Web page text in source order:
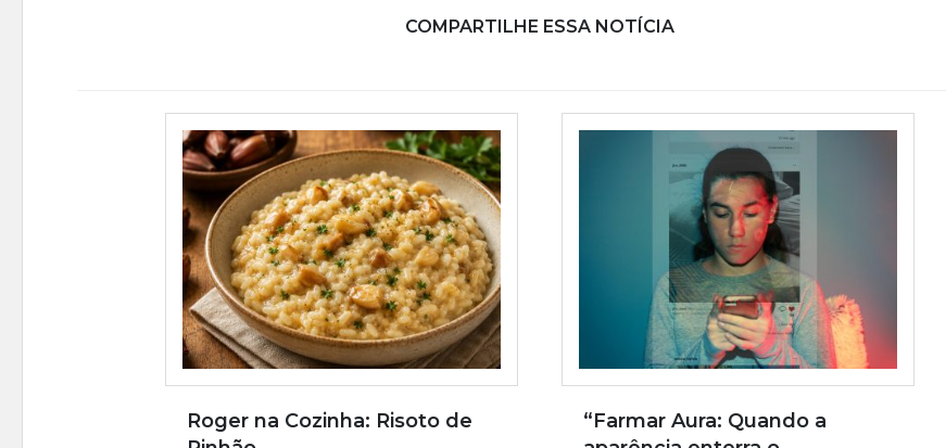
COMPARTILHE ESSA NOTÍCIA
Roger na Cozinha: Risoto de
“Farmar Aura: Quando a